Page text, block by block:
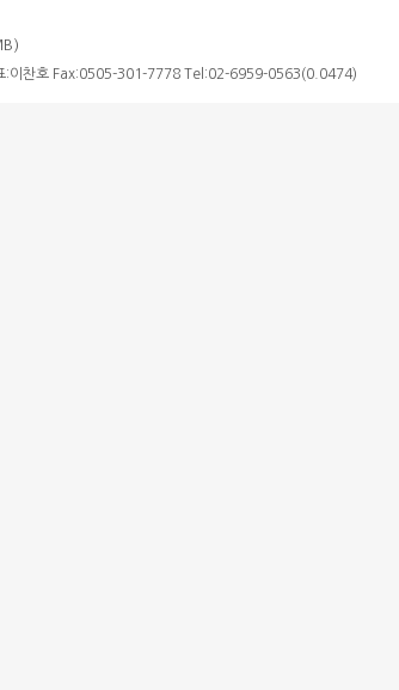
:이찬호 Fax:0505-301-7778 Tel:02-6959-0563(0.0474)